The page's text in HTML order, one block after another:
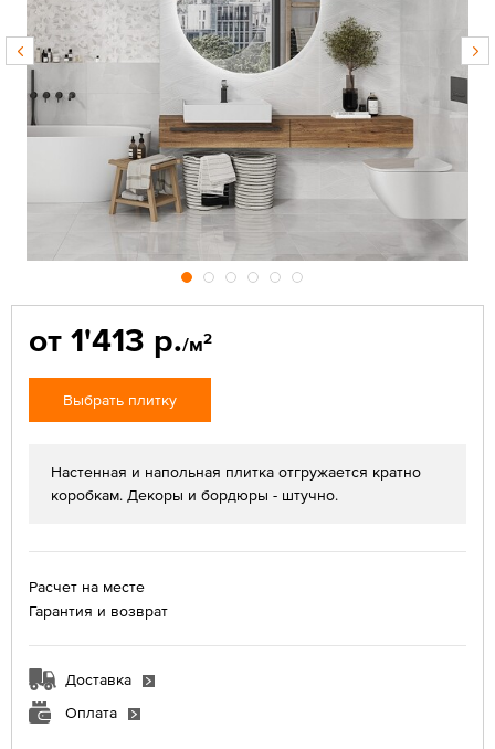
от 1'413 р./м2
Выбрать плитку
Настенная и напольная плитка отгружается кратно
коробкам. Декоры и бордюры - штучно.
Расчет на месте
Гарантия и возврат
Доставка
Оплата